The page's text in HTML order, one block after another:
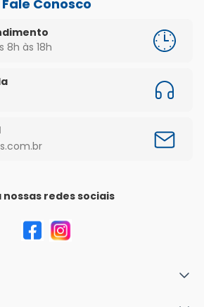
Fale Conosco
8h às 18h
nossas redes sociais